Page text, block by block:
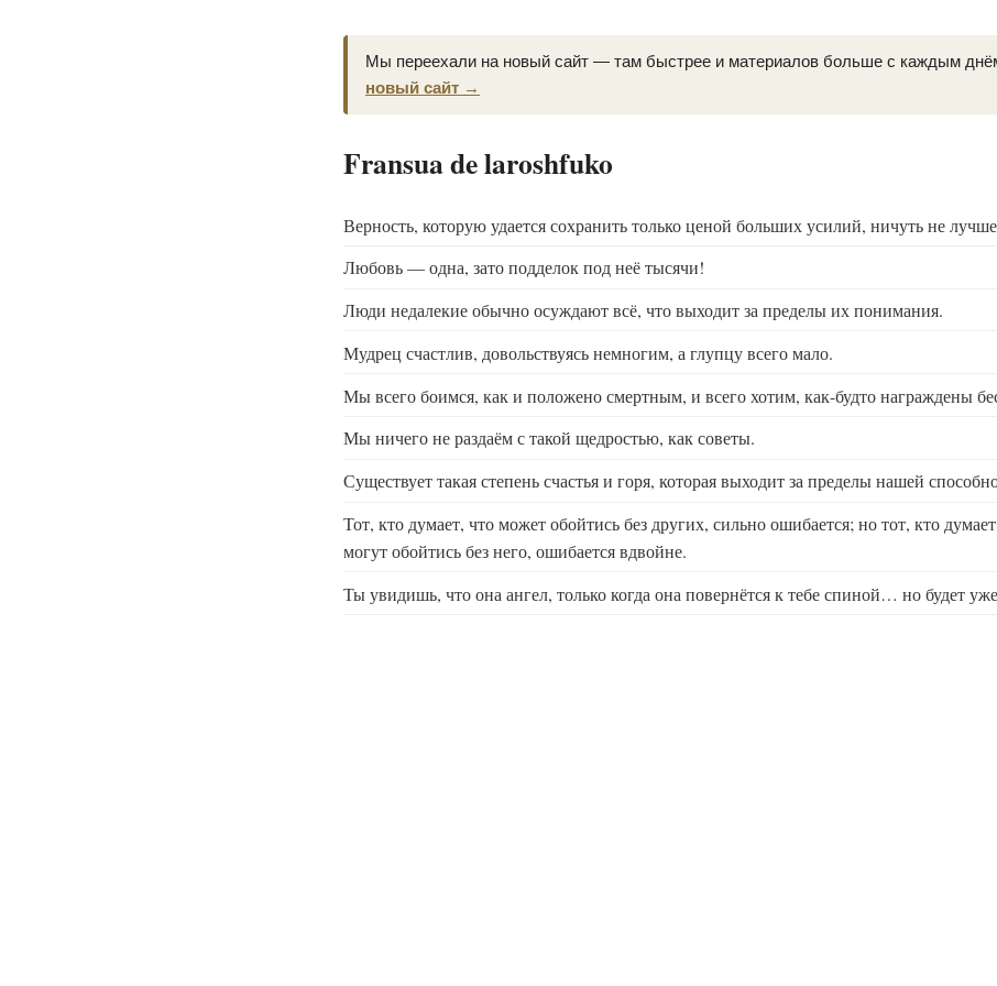
Мы переехали на новый сайт — там быстрее и материалов больше с каждым
новый сайт →
Fransua de laroshfuko
Верность, которую удается сохранить только ценой больших усилий, ничуть не
Любовь — одна, зато подделок под неё тысячи!
Люди недалекие обычно осуждают всё, что выходит за пределы их понимания.
Мудрец счастлив, довольствуясь немногим, а глупцу всего мало.
Мы всего боимся, как и положено смертным, и всего хотим, как-будто награждены
Мы ничего не раздаём с такой щедростью, как советы.
Существует такая степень счастья и горя, которая выходит за пределы нашей
Тот, кто думает, что может обойтись без других, сильно ошибается; но тот, кто
могут обойтись без него, ошибается вдвойне.
Ты увидишь, что она ангел, только когда она повернётся к тебе спиной… но будет